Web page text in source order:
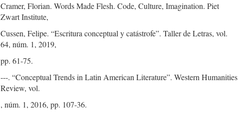
Cramer, Florian. Words Made Flesh. Code, Culture, Imagination. Piet
Zwart Institute,
Cussen, Felipe. “Escritura conceptual y catástrofe”. Taller de Letras, vol.
64, núm. 1, 2019,
pp. 61-75.
---. “Conceptual Trends in Latin American Literature”. Western Humanities
Review, vol.
, núm. 1, 2016, pp. 107-36.